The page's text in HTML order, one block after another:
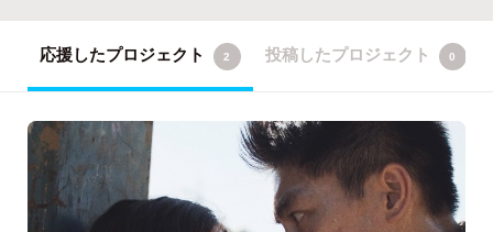
応援したプロジェクト 2 投稿したプロジェクト 0